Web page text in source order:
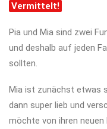
Vermittelt!
Pia und Mia sind zwei
und deshalb auf jeden
sollten.
Mia ist zunächst etwas
dann super lieb und
möchte von ihren